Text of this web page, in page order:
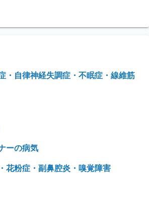
・自律神経失調症・不眠症・線維筋
ーの病気
花粉症・副鼻腔炎・嗅覚障害